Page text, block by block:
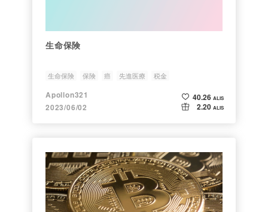
生命保険
生命保険 保険 癌 先進医療 税金
Apollon321
2023/06/02
40.26 ALIS
2.20 ALIS